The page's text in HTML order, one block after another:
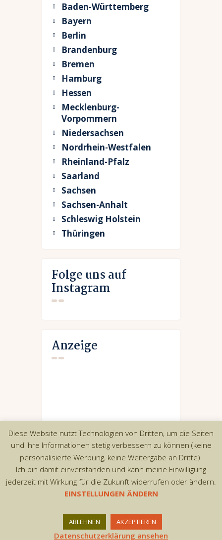
Baden-Württemberg
Bayern
Berlin
Brandenburg
Bremen
Hamburg
Hessen
Mecklenburg-
Vorpommern
Niedersachsen
Nordrhein-Westfalen
Rheinland-Pfalz
Saarland
Sachsen
Sachsen-Anhalt
Schleswig Holstein
Thüringen
Folge uns auf
Instagram
Anzeige
Copyright © 2026 by AxiomThemes. All rights
reserved.
Diese Website nutzt Technologien von Dritten, um die Seiten
und ihre Informationen stetig verbessern zu können (keine
personalisierte Werbung, keine Weitergabe an Dritte).
Ich bin damit einverstanden und kann meine Einwilligung
jederzeit mit Wirkung für die Zukunft widerrufen oder ändern.
EINSTELLUNGEN ÄNDERN
ABLEHNEN AKZEPTIEREN
Datenschutzerklärung ansehen